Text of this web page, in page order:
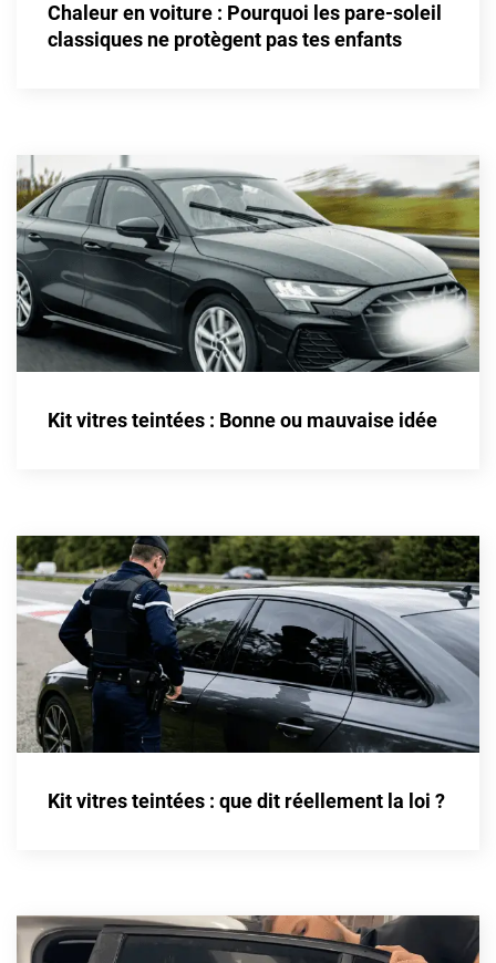
Aston Martin
Buick
Byd
Cadillac
Changan
Chevrolet
Chrysler
Dacia
Daewoo
Daihatsu
Dodge
Dongfeng
Eagle
Fiat
Chaleur en voiture : Pourquoi les pare-soleil
classiques ne protègent pas tes enfants
Kit vitres teintées : Bonne ou mauvaise idée
Kit vitres teintées : que dit réellement la loi ?